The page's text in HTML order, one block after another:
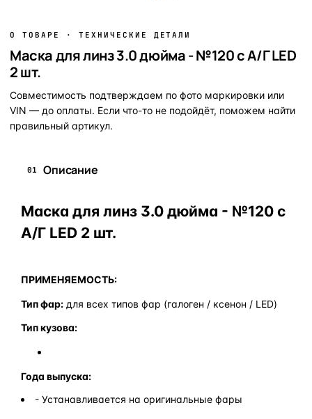
О ТОВАРЕ · ТЕХНИЧЕСКИЕ ДЕТАЛИ
Маска для линз 3.0 дюйма - №120 с А/Г LED
2 шт.
Совместимость подтверждаем по фото маркировки или
VIN — до оплаты. Если что-то не подойдёт, поможем найти
правильный артикул.
01 Описание
Маска для линз 3.0 дюйма - №120 с
А/Г LED 2 шт.
ПРИМЕНЯЕМОСТЬ:
Тип фар: для всех типов фар (галоген / ксенон / LED)
Тип кузова:
Года выпуска:
- Устанавливается на оригинальные фары